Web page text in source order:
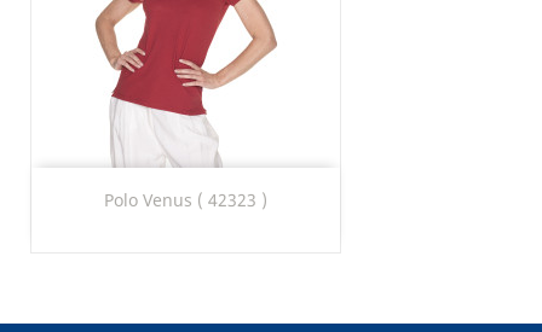
Polo Venus ( 42323 )